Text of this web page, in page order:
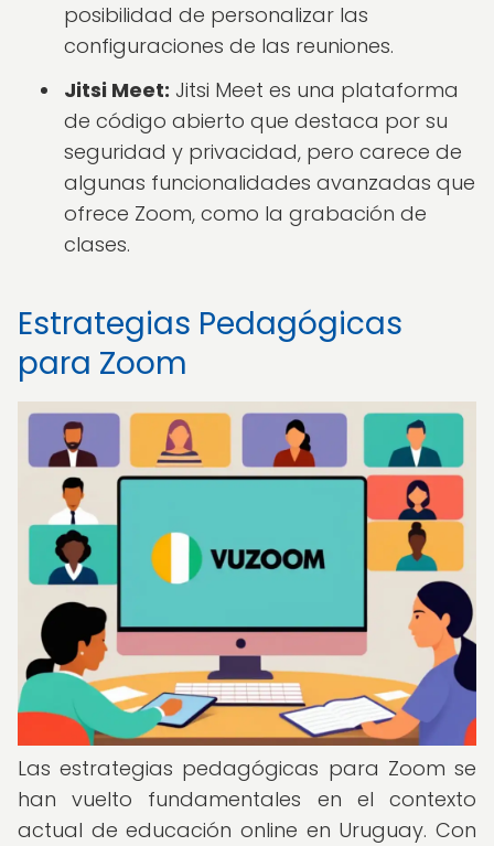
posibilidad de personalizar las
configuraciones de las reuniones.
Jitsi Meet: Jitsi Meet es una plataforma
de código abierto que destaca por su
seguridad y privacidad, pero carece de
algunas funcionalidades avanzadas que
ofrece Zoom, como la grabación de
clases.
Estrategias Pedagógicas
para Zoom
Las estrategias pedagógicas para Zoom se
han vuelto fundamentales en el contexto
actual de educación online en Uruguay. Con